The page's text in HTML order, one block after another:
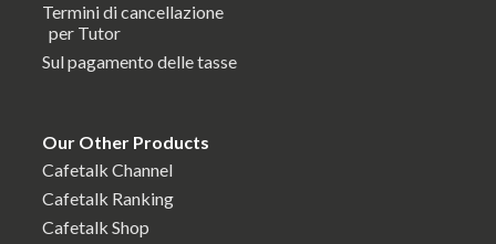
Termini di cancellazione
per Tutor
Sul pagamento delle tasse
Our Other Products
Cafetalk Channel
Cafetalk Ranking
Cafetalk Shop